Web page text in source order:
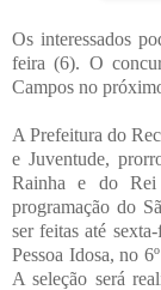
Os interessados
feira (6). O
Campos no
A Prefeitura do
e Juventude,
Rainha e do
programação do
ser feitas até
Pessoa Idosa, no
A seleção será